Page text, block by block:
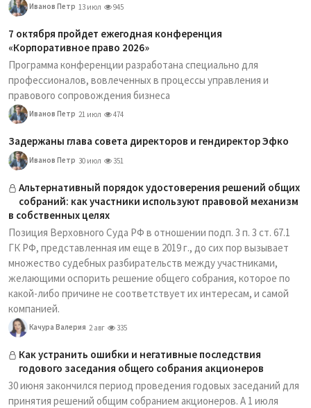
Иванов Петр 13 июл 945
7 октября пройдет ежегодная конференция
«Корпоративное право 2026»
Программа конференции разработана специально для
профессионалов, вовлеченных в процессы управления и
правового сопровождения бизнеса
Иванов Петр 21 июл 474
Задержаны глава совета директоров и гендиректор Эфко
Иванов Петр 30 июл 351
Альтернативный порядок удостоверения решений общих
собраний: как участники используют правовой механизм
в собственных целях
Позиция Верховного Суда РФ в отношении подп. 3 п. 3 ст. 67.1
ГК РФ, представленная им еще в 2019 г., до сих пор вызывает
множество судебных разбирательств между участниками,
желающими оспорить решение общего собрания, которое по
какой-либо причине не соответствует их интересам, и самой
компанией.
Качура Валерия 2 авг 335
Как устранить ошибки и негативные последствия
годового заседания общего собрания акционеров
30 июня закончился период проведения годовых заседаний для
принятия решений общим собранием акционеров. А 1 июля